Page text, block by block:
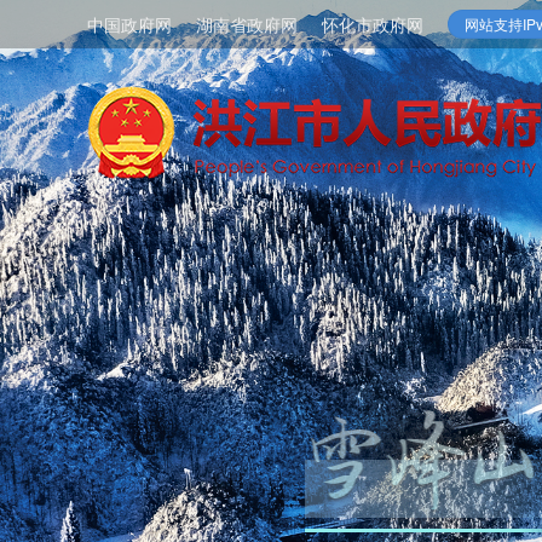
中国政府网 湖南省政府网 怀化市政府网 网站支持